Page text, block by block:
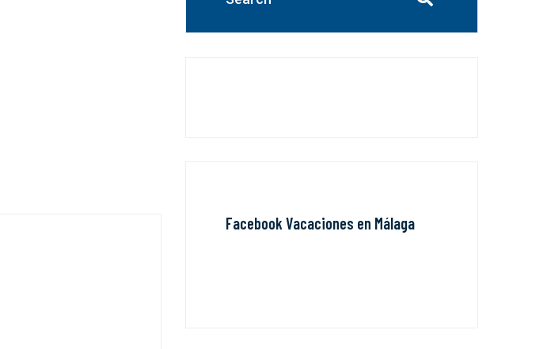
Facebook Vacaciones en Málaga